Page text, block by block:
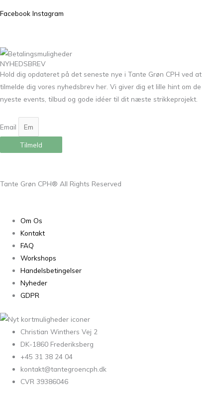
Facebook Instagram
NYHEDSBREV
Hold dig opdateret på det seneste nye i Tante Grøn CPH ved at
tilmelde dig vores nyhedsbrev her. Vi giver dig et lille hint om de
nyeste events, tilbud og gode idéer til dit næste strikkeprojekt.
Email
Tilmeld
Tante Grøn CPH® All Rights Reserved
Om Os
Kontakt
FAQ
Workshops
Handelsbetingelser
Nyheder
GDPR
Christian Winthers Vej 2
DK-1860 Frederiksberg
+45 31 38 24 04
kontakt@tantegroencph.dk
CVR 39386046